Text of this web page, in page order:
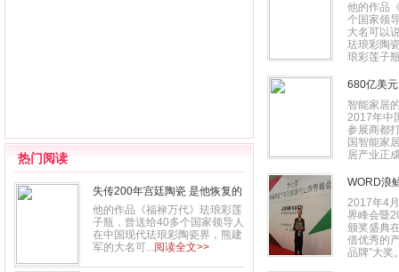
热门阅读
失传200年宫廷陶瓷 是他恢复的
他的作品《福禄万代》珐琅彩莲
子瓶，曾送给40多个国家领导人
在中国现代珐琅彩陶瓷界，熊建
军的大名可...阅读全文>>
他的作品
个国家领
大名可以
珐琅彩陶
琅彩莲子
680亿美
智能家居
2017年中
参展商都
国智能家
居产业正
WORD浪
2017年4
界峰会暨
颁奖盛典
借优秀的
品牌”大奖